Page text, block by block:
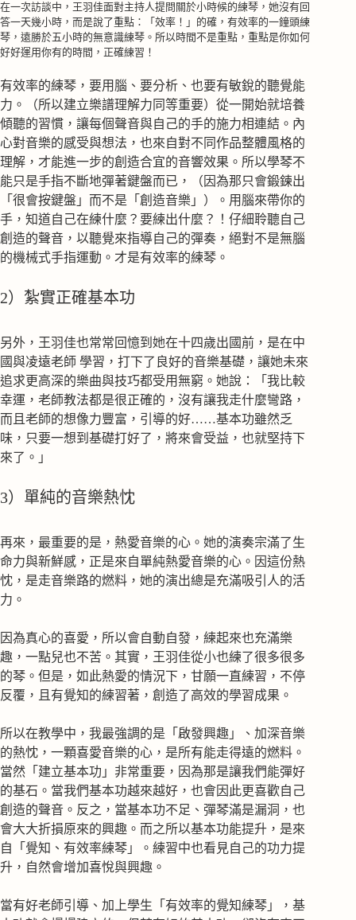
在一次訪談中，王羽佳面對主持人提問關於小時候的練琴，她沒有回
答一天幾小時，而是說了重點：「效率！」的確，有效率的一鐘頭練
琴，遠勝於五小時的無意識練琴。所以時間不是重點，重點是你如何
好好運用你有的時間，正確練習！
有效率的練琴，要用腦、要分析、也要有敏銳的聽覺能
力。（所以建立樂譜理解力同等重要）從一開始就培養
傾聽的習慣，讓每個聲音與自己的手的施力相連結。內
心對音樂的感受與想法，也來自對不同作品整體風格的
理解，才能進一步的創造合宜的音響效果。所以學琴不
能只是手指不斷地彈著鍵盤而已，（因為那只會鍛鍊出
「很會按鍵盤」而不是「創造音樂」）。用腦來帶你的
手，知道自己在練什麼？要練出什麼？！仔細聆聽自己
創造的聲音，以聽覺來指導自己的彈奏，絕對不是無腦
的機械式手指運動。才是有效率的練琴。
2）紮實正確基本功
另外，王羽佳也常常回憶到她在十四歲出國前，是在中
國與凌遠老師 學習，打下了良好的音樂基礎，讓她未來
追求更高深的樂曲與技巧都受用無窮。她說：「我比較
幸運，老師教法都是很正確的，沒有讓我走什麼彎路，
而且老師的想像力豐富，引導的好……基本功雖然乏
味，只要一想到基礎打好了，將來會受益，也就堅持下
來了。」
3）單純的音樂熱忱
再來，最重要的是，熱愛音樂的心。她的演奏宗滿了生
命力與新鮮感，正是來自單純熱愛音樂的心。因這份熱
忱，是走音樂路的燃料，她的演出總是充滿吸引人的活
力。
因為真心的喜愛，所以會自動自發，練起來也充滿樂
趣，一點兒也不苦。其實，王羽佳從小也練了很多很多
的琴。但是，如此熱愛的情況下，甘願一直練習，不停
反覆，且有覺知的練習著，創造了高效的學習成果。
所以在教學中，我最強調的是「啟發興趣」、加深音樂
的熱忱，一顆喜愛音樂的心，是所有能走得遠的燃料。
當然「建立基本功」非常重要，因為那是讓我們能彈好
的基石。當我們基本功越來越好，也會因此更喜歡自己
創造的聲音。反之，當基本功不足、彈琴滿是漏洞，也
會大大折損原來的興趣。而之所以基本功能提升，是來
自「覺知、有效率練琴」。練習中也看見自己的功力提
升，自然會增加喜悅與興趣。
當有好老師引導、加上學生「有效率的覺知練琴」，基